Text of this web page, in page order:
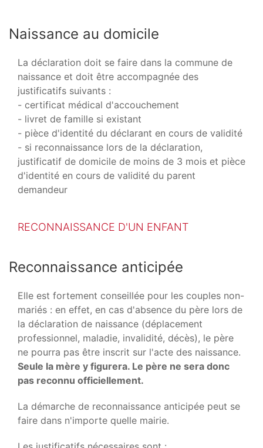
Naissance au domicile
La déclaration doit se faire dans la commune de
naissance et doit être accompagnée des
justificatifs suivants :
- certificat médical d'accouchement
- livret de famille si existant
- pièce d'identité du déclarant en cours de validité
- si reconnaissance lors de la déclaration,
justificatif de domicile de moins de 3 mois et pièce
d'identité en cours de validité du parent
demandeur
RECONNAISSANCE D'UN ENFANT
Reconnaissance anticipée
Elle est fortement conseillée pour les couples non-
mariés : en effet, en cas d'absence du père lors de
la déclaration de naissance (déplacement
professionnel, maladie, invalidité, décès), le père
ne pourra pas être inscrit sur l'acte des naissance.
Seule la mère y figurera. Le père ne sera donc
pas reconnu officiellement.
La démarche de reconnaissance anticipée peut se
faire dans n'importe quelle mairie.